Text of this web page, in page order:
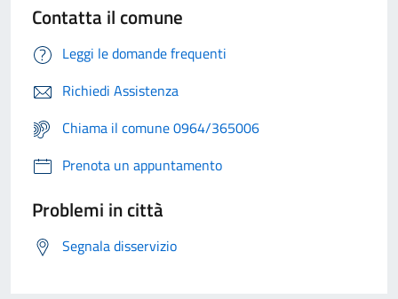
Contatta il comune
Leggi le domande frequenti
Richiedi Assistenza
Chiama il comune 0964/365006
Prenota un appuntamento
Problemi in città
Segnala disservizio